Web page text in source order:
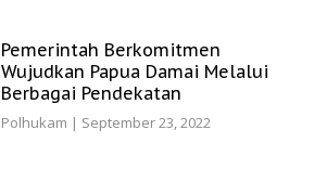
Pemerintah Berkomitmen
Wujudkan Papua Damai Melalui
Berbagai Pendekatan
Polhukam | September 23, 2022